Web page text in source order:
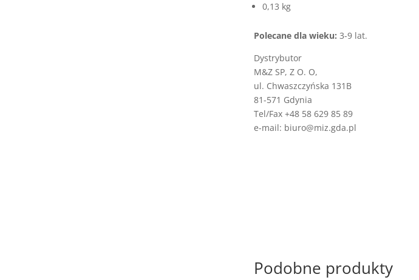
0,13 kg
Polecane dla wieku: 3-9 lat.
Dystrybutor
M&Z SP, Z O. O,
ul. Chwaszczyńska 131B
81-571 Gdynia
Tel/Fax +48 58 629 85 89
e-mail: biuro@miz.gda.pl
Podobne produkty